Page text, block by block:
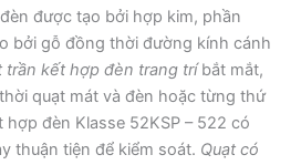
được tạo bởi hợp kim, phần
bởi gỗ đồng thời đường kính cánh
trần kết hợp đèn trang tríbắt mắt,
quạt mát và đèn hoặc từng thứ
hợp đèn Klasse 52KSP – 522 có
thuận tiện để kiểm soát. Quạt có